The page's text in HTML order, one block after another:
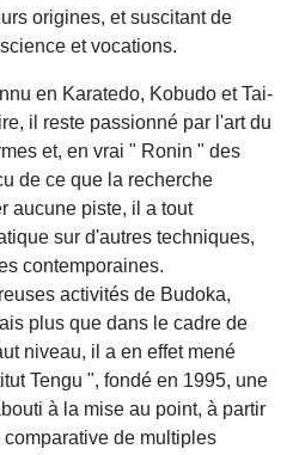
origines, et suscitant de
et vocations.
en Karatedo, Kobudo et Tai-
il reste passionné par l'art du
et, en vrai " Ronin " des
de ce que la recherche
aucune piste, il a tout
sur d'autres techniques,
contemporaines.
activités de Budoka,
plus que dans le cadre de
niveau, il a en effet mené
Tengu ", fondé en 1995, une
à la mise au point, à partir
de multiples